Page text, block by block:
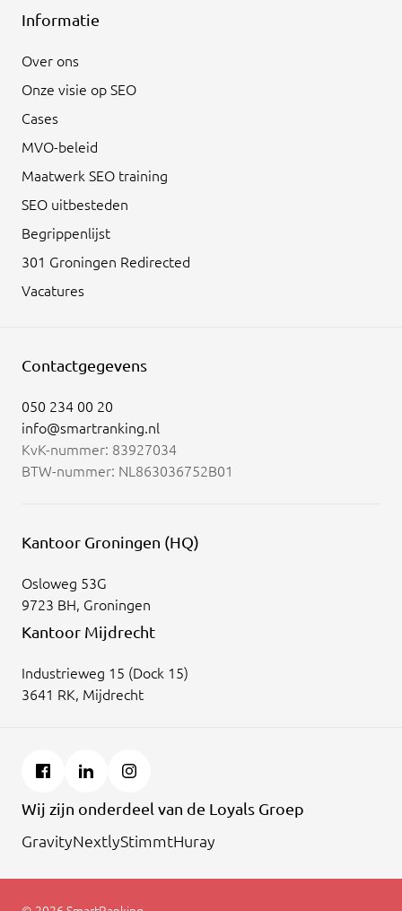
Informatie
Over ons
Onze visie op SEO
Cases
MVO-beleid
Maatwerk SEO training
SEO uitbesteden
Begrippenlijst
301 Groningen Redirected
Vacatures
Contactgegevens
050 234 00 20
info@smartranking.nl
KvK-nummer: 83927034
BTW-nummer: NL863036752B01
Kantoor Groningen (HQ)
Osloweg 53G
9723 BH, Groningen
Kantoor Mijdrecht
Industrieweg 15 (Dock 15)
3641 RK, Mijdrecht
Wij zijn onderdeel van de Loyals Groep
GravityNextlyStimmtHuray